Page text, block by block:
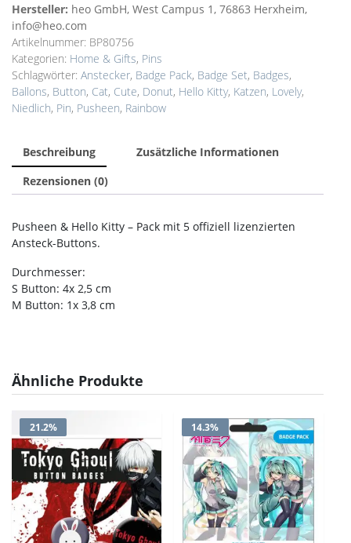
Hersteller: heo GmbH, West Campus 1, 76863 Herxheim,
info@heo.com
Artikelnummer: BP80756
Kategorien: Home & Gifts, Pins
Schlagwörter: Anstecker, Badge Pack, Badge Set, Badges,
Ballons, Button, Cat, Cute, Donut, Hello Kitty, Katzen, Lovely,
Niedlich, Pin, Pusheen, Rainbow
Beschreibung
Zusätzliche Informationen
Rezensionen (0)
Pusheen & Hello Kitty – Pack mit 5 offiziell lizenzierten
Ansteck-Buttons.
Durchmesser:
S Button: 4x 2,5 cm
M Button: 1x 3,8 cm
Ähnliche Produkte
21.2% 14.3%